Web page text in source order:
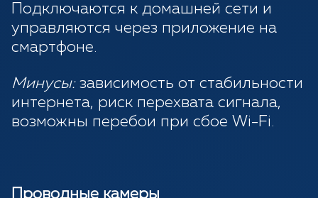
Подключаются к домашней сети и
управляются через приложение на
смартфоне.
Минусы: зависимость от стабильности
интернета, риск перехвата сигнала,
возможны перебои при сбое Wi-Fi.
Проводные камеры